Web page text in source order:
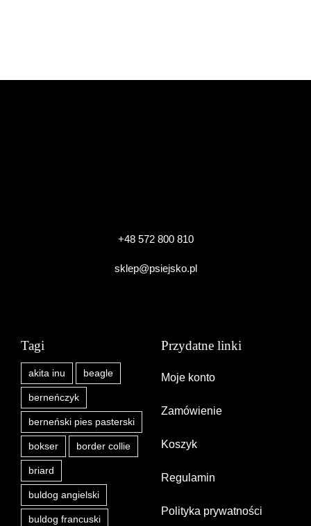
+48 572 800 810
sklep@psiejsko.pl
Tagi
akita inu beagle
berneńczyk
berneński pies pasterski
bokser border collie
briard
buldog angielski
buldog francuski
Przydatne linki
Moje konto
Zamówienie
Koszyk
Regulamin
Polityka prywatności